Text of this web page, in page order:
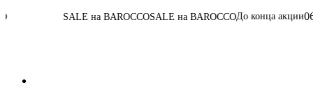
SALE на BAROCCOSALE на BAROCCOДо конца акции06:13:10:45